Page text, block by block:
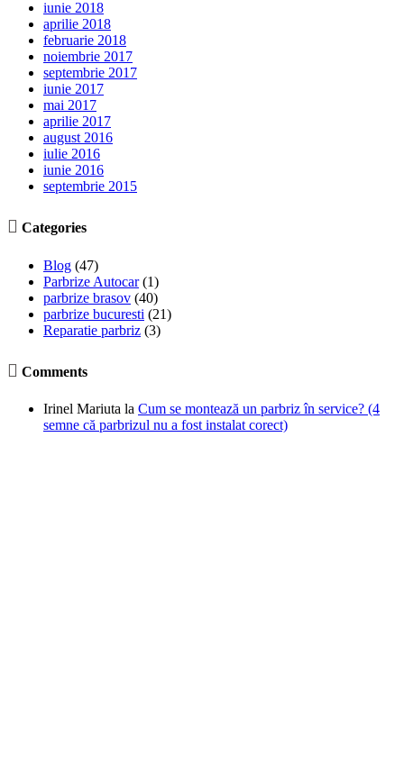
iunie 2018
aprilie 2018
februarie 2018
noiembrie 2017
septembrie 2017
iunie 2017
mai 2017
aprilie 2017
august 2016
iulie 2016
iunie 2016
septembrie 2015
 Categories
Blog (47)
Parbrize Autocar(1)
parbrize brasov (40)
parbrize bucuresti (21)
Reparatie parbriz (3)
 Comments
Irinel Mariuta la Cum se montează un parbriz în service? (4
semne că parbrizul nu a fost instalat corect)